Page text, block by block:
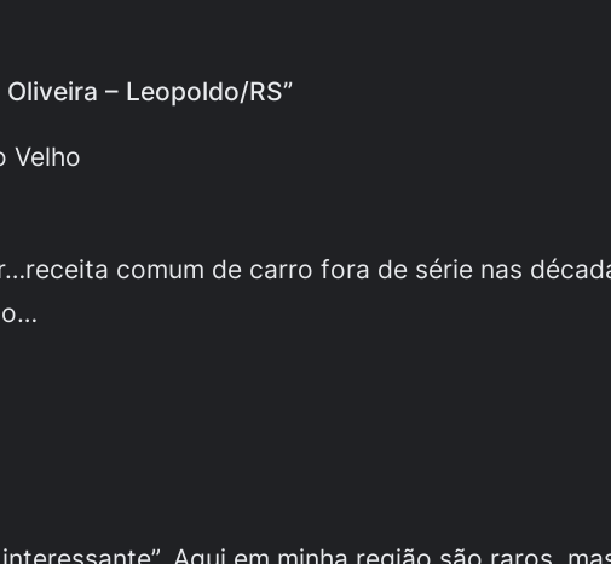
– Leopoldo/RS”
Velho
comum de carro fora de série nas